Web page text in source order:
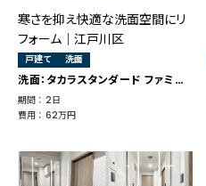
寒さを抑え快適な洗面空間にリ
フォーム｜江戸川区
戸建て 洗面
洗面：タカラスタンダード ファミーユ
期間 ： 2日
費用 ： 62万円